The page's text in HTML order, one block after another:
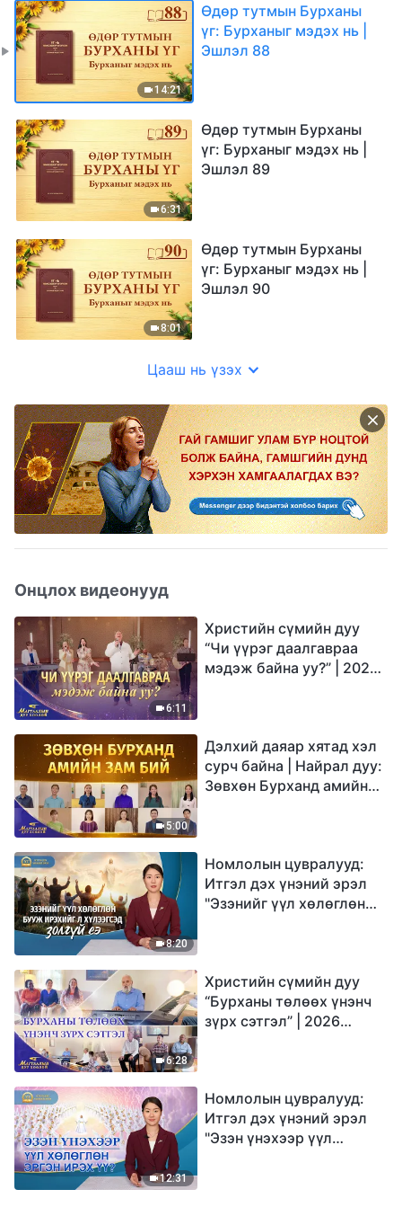
14:21
Өдөр тутмын Бурханы
үг: Бурханыг мэдэх нь |
Эшлэл 88
6:31
Өдөр тутмын Бурханы
үг: Бурханыг мэдэх нь |
Эшлэл 89
8:01
Өдөр тутмын Бурханы
үг: Бурханыг мэдэх нь |
Эшлэл 90
Цааш нь үзэх
Онцлох видеонууд
6:11
Христийн сүмийн дуу
“Чи үүрэг даалгавраа
мэдэж байна уу?” | 2026
5:00
Дэлхий даяар хятад хэл
сурч байна | Найрал дуу:
Зөвхөн Бурханд амийн
8:20
Номлолын цувралууд:
Итгэл дэх үнэний эрэл
"Эзэнийг үүл хөлөглөн
6:28
Христийн сүмийн дуу
“Бурханы төлөөх үнэнч
зүрх сэтгэл” | 2026
12:31
Номлолын цувралууд:
Итгэл дэх үнэний эрэл
"Эзэн үнэхээр үүл